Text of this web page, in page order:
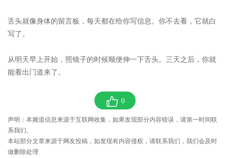
舌头就像身体的留言板，每天都在给你写信息。你不去看，它就白
写了。
从明天早上开始，照镜子的时候顺便伸一下舌头。三天之后，你就
能看出门道来了。
0
声明：本频道信息来源于互联网收集，如果发现部分内容错误，请第一时间联
系我们。
本站部分文章来源于网友投稿，如发现有内容侵权，请联系我们，我们会及时
做删除处理